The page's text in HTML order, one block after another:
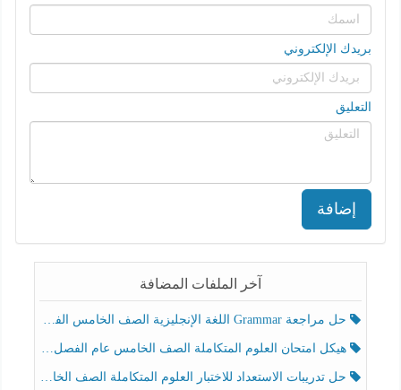
بريدك الإلكتروني
التعليق
إضافة
آخر الملفات المضافة
حل مراجعة Grammar اللغة الإنجليزية الصف الخامس الفصل الثالث
هيكل امتحان العلوم المتكاملة الصف الخامس عام الفصل الدراسي الثالث 2025-2026
حل تدريبات الاستعداد للاختبار العلوم المتكاملة الصف الخامس عام الفصل الثالث